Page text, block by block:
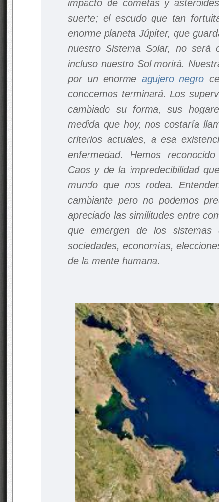
impacto de cometas y
suerte; el escudo que tan
enorme planeta Júpiter, que
nuestro Sistema Solar, no será
incluso nuestro Sol morirá.
por un enorme agujero negro
conocemos terminará. Los
cambiado su forma, sus
medida que hoy, nos costaría
criterios actuales, a esa
enfermedad. Hemos
Caos y de la impredecibilidad
mundo que nos rodea.
cambiante pero no podemos
apreciado las similitudes entre
que emergen de los sistemas
sociedades, economías,
de la mente humana.